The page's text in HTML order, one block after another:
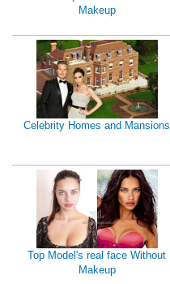
Makeup
Celebrity Homes and Mansions
Top Model's real face Without
Makeup